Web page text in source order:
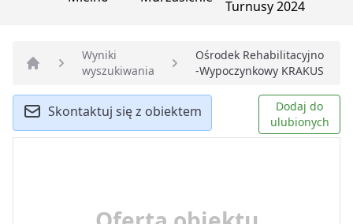
Strona główna
Wyniki
wyszukiwania
Ośrodek Rehabilitacyjno
-Wypoczynkowy KRAKUS
Skontaktuj się z obiektem
Dodaj do
ulubionych